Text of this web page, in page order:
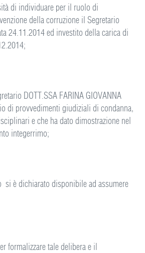
di individuare per il ruolo di
della corruzione il Segretario
24.11.2014 ed investito della carica di
DOTT.SSA FARINA GIOVANNA
di provvedimenti giudiziali di condanna,
e che ha dato dimostrazione nel
integerrimo;
è dichiarato disponibile ad assumere
formalizzare tale delibera e il